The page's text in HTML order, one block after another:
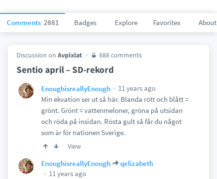
Comments 2881 Badges Explore Favorites About
Discussion on Avpixlat 688 comments
Sentio april – SD-rekord
EnoughisreallyEnough
11 years ago
Min ekvation ser ut så här. Blanda rött och blått =
grönt. Grönt = vattenmeloner, gröna på utsidan
och röda på insidan. Rösta gult så får du något
som är för nationen Sverige.
View
EnoughisreallyEnough
qelizabeth
11 years ago